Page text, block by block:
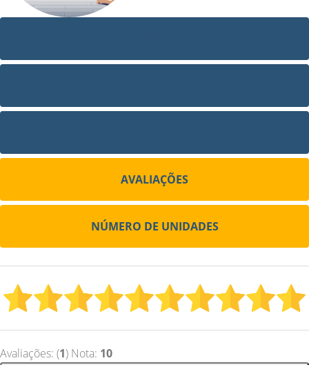
AVALIAÇÕES
NÚMERO DE UNIDADES
Avaliações: (1) Nota: 10